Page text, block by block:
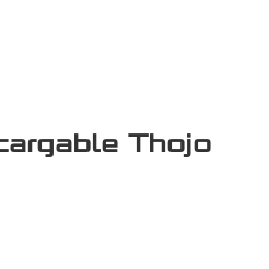
Thojo